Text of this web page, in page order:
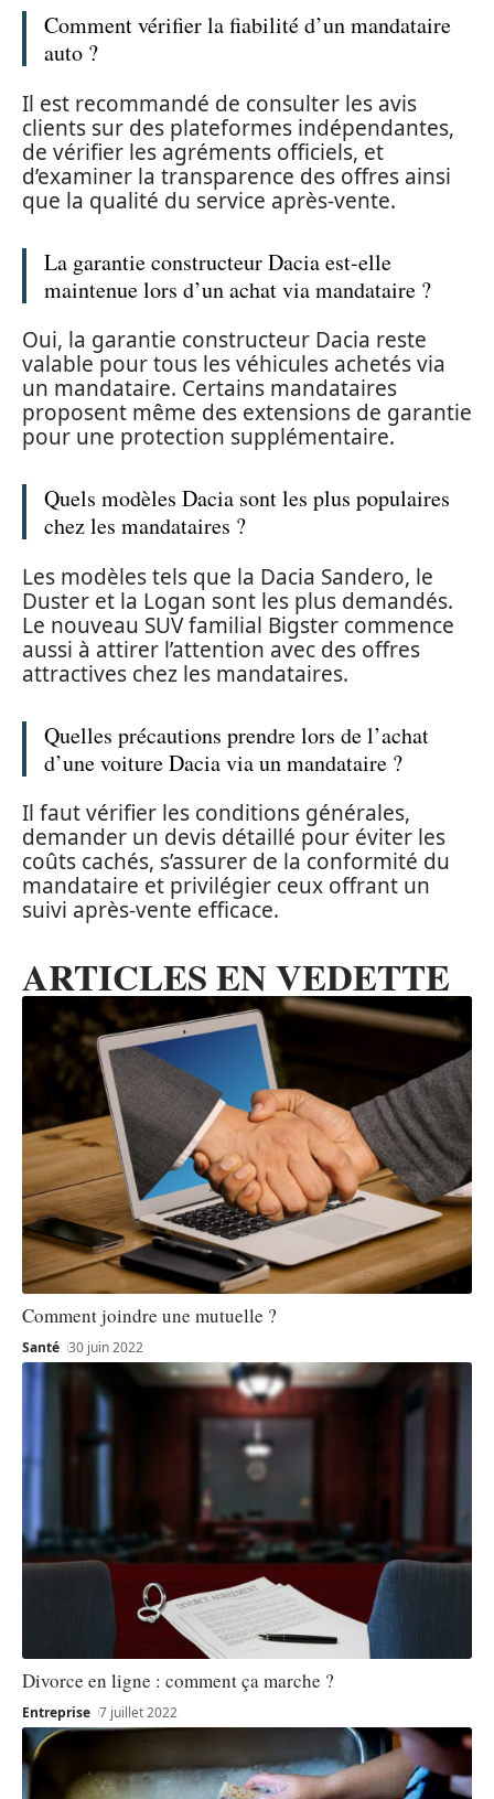
Comment vérifier la fiabilité d’un mandataire
auto ?
Il est recommandé de consulter les avis
clients sur des plateformes indépendantes,
de vérifier les agréments officiels, et
d’examiner la transparence des offres ainsi
que la qualité du service après-vente.
La garantie constructeur Dacia est-elle
maintenue lors d’un achat via mandataire ?
Oui, la garantie constructeur Dacia reste
valable pour tous les véhicules achetés via
un mandataire. Certains mandataires
proposent même des extensions de garantie
pour une protection supplémentaire.
Quels modèles Dacia sont les plus populaires
chez les mandataires ?
Les modèles tels que la Dacia Sandero, le
Duster et la Logan sont les plus demandés.
Le nouveau SUV familial Bigster commence
aussi à attirer l’attention avec des offres
attractives chez les mandataires.
Quelles précautions prendre lors de l’achat
d’une voiture Dacia via un mandataire ?
Il faut vérifier les conditions générales,
demander un devis détaillé pour éviter les
coûts cachés, s’assurer de la conformité du
mandataire et privilégier ceux offrant un
suivi après-vente efficace.
ARTICLES EN VEDETTE
Comment joindre une mutuelle ?
Santé 30 juin 2022
Divorce en ligne : comment ça marche ?
Entreprise 7 juillet 2022